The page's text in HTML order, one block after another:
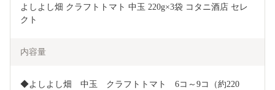
よしよし畑 クラフトトマト 中玉 220g×3袋 コタニ酒店 セレ
クト
内容量
◆よしよし畑　中玉　クラフトトマト　6コ～9コ（約220